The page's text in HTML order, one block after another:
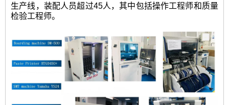
生产线，装配人员超过45人，其中包括操作工程师和质量
检验工程师。